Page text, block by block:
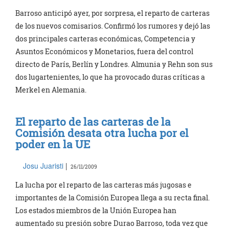
Barroso anticipó ayer, por sorpresa, el reparto de carteras
de los nuevos comisarios. Confirmó los rumores y dejó las
dos principales carteras económicas, Competencia y
Asuntos Económicos y Monetarios, fuera del control
directo de París, Berlín y Londres. Almunia y Rehn son sus
dos lugartenientes, lo que ha provocado duras críticas a
Merkel en Alemania.
El reparto de las carteras de la
Comisión desata otra lucha por el
poder en la UE
Josu Juaristi | 26/11/2009
La lucha por el reparto de las carteras más jugosas e
importantes de la Comisión Europea llega a su recta final.
Los estados miembros de la Unión Europea han
aumentado su presión sobre Durao Barroso, toda vez que